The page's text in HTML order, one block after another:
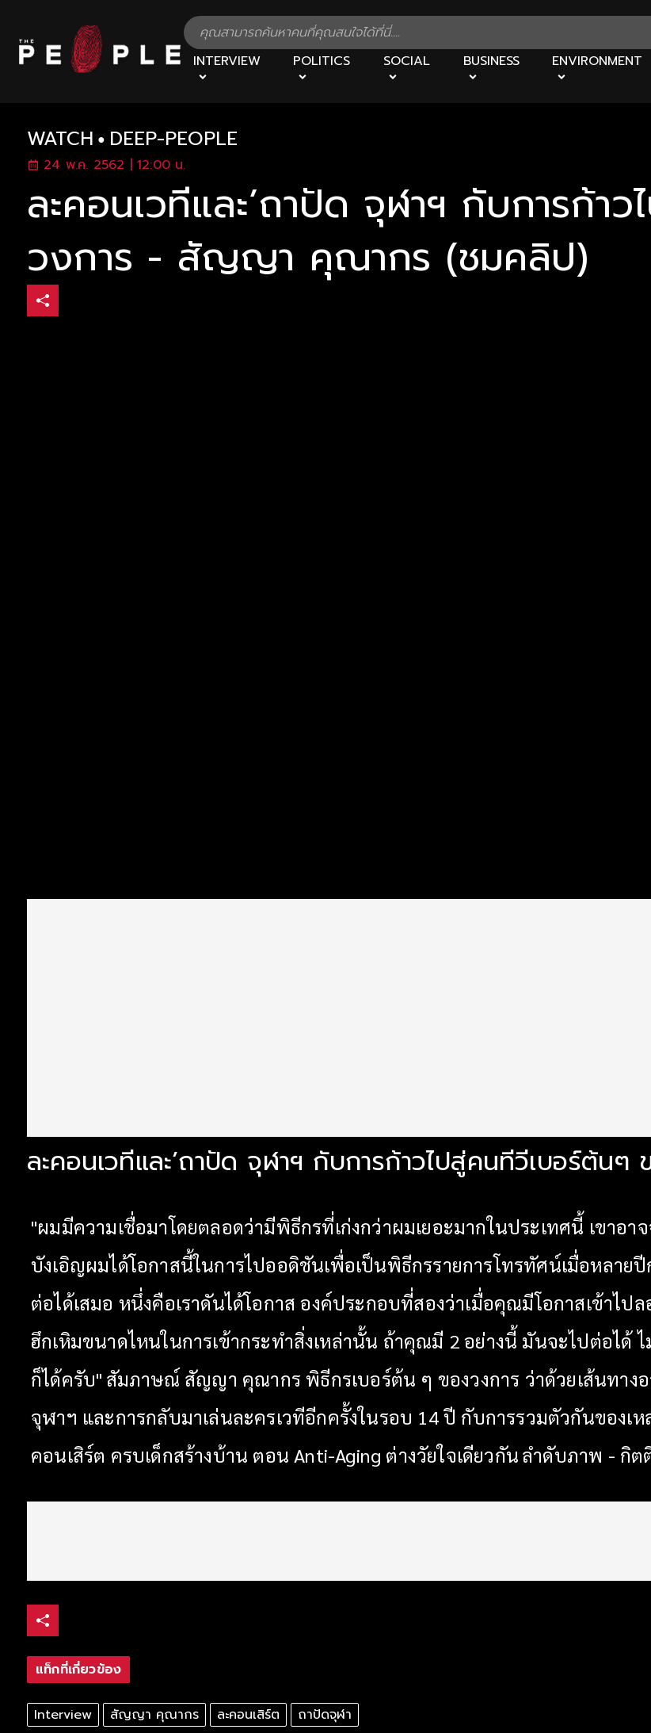
INTERVIEW POLITICS SOCIAL BUSINESS ENVIRONMENT
WATCH DEEP-PEOPLE
24 พ.ค. 2562 | 12:00 น.
ละคอนเวทีและ’ถาปัด จุฬาฯ กับการก้า
วงการ - สัญญา คุณากร (ชมคลิป)
ละคอนเวทีและ’ถาปัด จุฬาฯ กับการก้าวไปสู่คนทีวีเบอร์ต้นๆ
"ผมมีความเชื่อมาโดยตลอดว่ามีพิธีกรที่เก่งกว่าผมเยอะมากในประเทศนี้ เขาอา
บังเอิญผมได้โอกาสนี้ในการไปออดิชันเพื่อเป็นพิธีกรรายการโทรทัศน์เมื่อหลา
ต่อได้เสมอ หนึ่งคือเราดันได้โอกาส องค์ประกอบที่สองว่าเมื่อคุณมีโอกาสเข้า
ฮึกเหิมขนาดไหนในการเข้ากระทำสิ่งเหล่านั้น ถ้าคุณมี 2 อย่างนี้ มันจะไปต่อได้
ก็ได้ครับ" สัมภาษณ์ สัญญา คุณากร พิธีกรเบอร์ต้น ๆ ของวงการ ว่าด้วยเส้นทาง
จุฬาฯ และการกลับมาเล่นละครเวทีอีกครั้งในรอบ 14 ปี กับการรวมตัวกันของเ
คอนเสิร์ต ครบเด็กสร้างบ้าน ตอน Anti-Aging ต่างวัยใจเดียวกันลำดับภาพ - กิต
แท็กที่เกี่ยวข้อง
Interview สัญญา คุณากร ละคอนเสิร์ต ถาปัดจุฬา